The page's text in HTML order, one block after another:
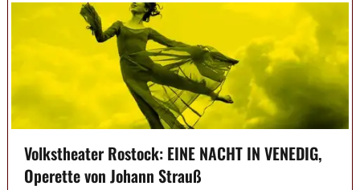
Volkstheater Rostock: EINE NACHT IN VENEDIG,
Operette von Johann Strauß